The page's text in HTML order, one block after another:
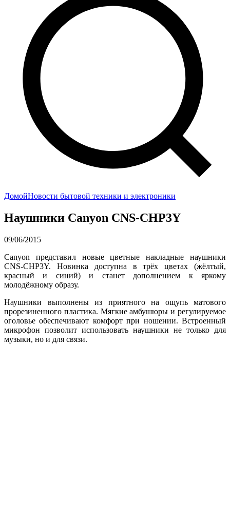
ДомойНовости бытовой техники и электроники
Наушники Canyon CNS-CHP3Y
09/06/2015
Canyon представил новые цветные накладные наушники
CNS-CHP3Y. Новинка доступна в трёх цветах (жёлтый,
красный и синий) и станет дополнением к яркому
молодёжному образу.
Наушники выполнены из приятного на ощупь матового
прорезиненного пластика. Мягкие амбушюры и регулируемое
оголовье обеспечивают комфорт при ношении. Встроенный
микрофон позволит использовать наушники не только для
музыки, но и для связи.